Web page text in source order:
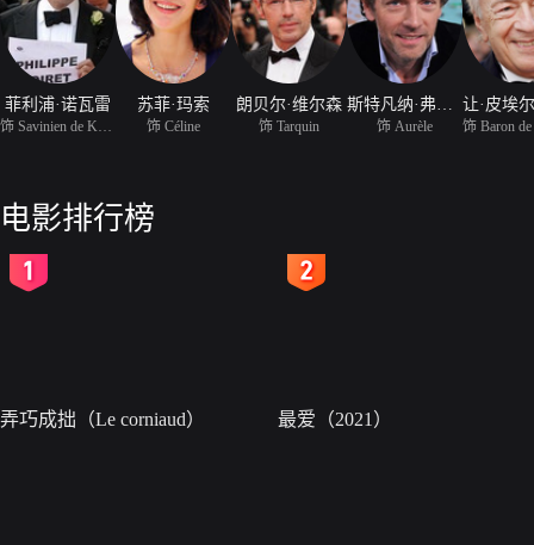
菲利浦·诺瓦雷 苏菲·玛索
饰 Céline
朗贝尔·维尔森
饰 Tarquin 饰 Aurèle
电影排行榜
弄巧成拙（Le corniaud） 最爱（2021）